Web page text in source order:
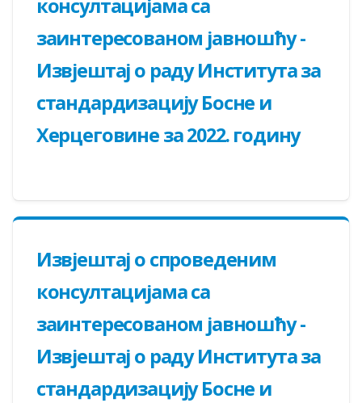
консултацијама са
заинтересованом јавношћу -
Извјештај о раду Института за
стандардизацију Босне и
Херцеговине за 2022. годину
Извјештај о спроведеним
консултацијама са
заинтересованом јавношћу -
Извјештај о раду Института за
стандардизацију Босне и